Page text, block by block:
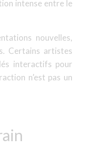
intense entre le
nouvelles,
Certains artistes
interactifs pour
n’est pas un